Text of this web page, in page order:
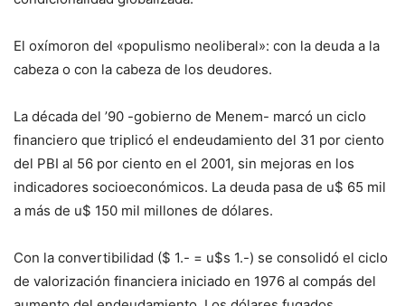
El oxímoron del «populismo neoliberal»: con la deuda a la
cabeza o con la cabeza de los deudores.
La década del ’90 -gobierno de Menem- marcó un ciclo
financiero que triplicó el endeudamiento del 31 por ciento
del PBI al 56 por ciento en el 2001, sin mejoras en los
indicadores socioeconómicos. La deuda pasa de u$ 65 mil
a más de u$ 150 mil millones de dólares.
Con la convertibilidad ($ 1.- = u$s 1.-) se consolidó el ciclo
de valorización financiera iniciado en 1976 al compás del